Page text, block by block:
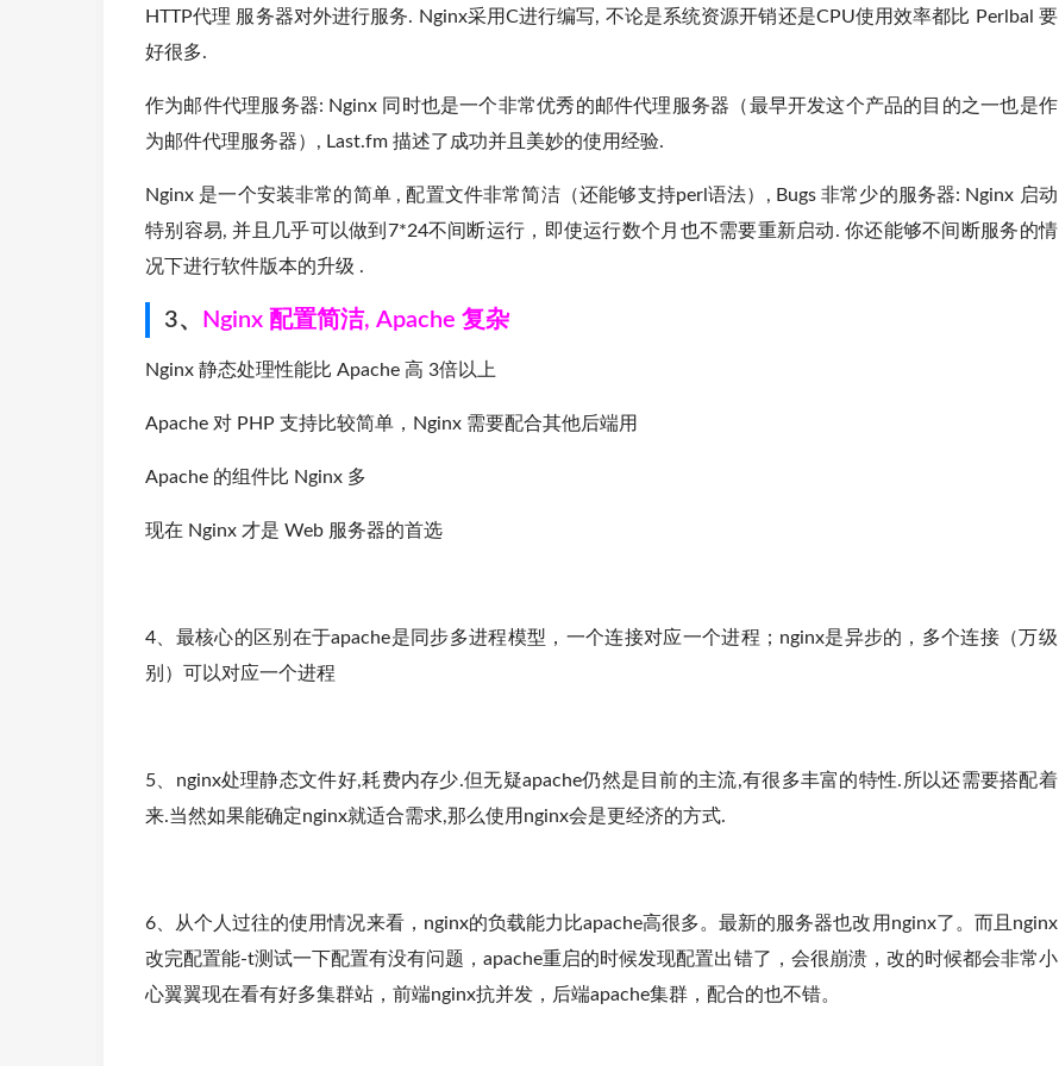
HTTP代理 服务器对外进行服务. Nginx采用C进行编写, 不论是系统资源开销还是CPU使用效率都比 Perlbal 要
好很多.
作为邮件代理服务器: Nginx 同时也是一个非常优秀的邮件代理服务器（最早开发这个产品的目的之一也是作
为邮件代理服务器）, Last.fm 描述了成功并且美妙的使用经验.
Nginx 是一个安装非常的简单 , 配置文件非常简洁（还能够支持perl语法）, Bugs 非常少的服务器: Nginx 启动
特别容易, 并且几乎可以做到7*24不间断运行，即使运行数个月也不需要重新启动. 你还能够不间断服务的情
况下进行软件版本的升级 .
3、 Nginx 配置简洁, Apache 复杂
Nginx 静态处理性能比 Apache 高 3倍以上
Apache 对 PHP 支持比较简单，Nginx 需要配合其他后端用
Apache 的组件比 Nginx 多
现在 Nginx 才是 Web 服务器的首选
4、最核心的区别在于apache是同步多进程模型，一个连接对应一个进程；nginx是异步的，多个连接（万级
别）可以对应一个进程
5、nginx处理静态文件好,耗费内存少.但无疑apache仍然是目前的主流,有很多丰富的特性.所以还需要搭配着
来.当然如果能确定nginx就适合需求,那么使用nginx会是更经济的方式.
6、从个人过往的使用情况来看，nginx的负载能力比apache高很多。最新的服务器也改用nginx了。而且nginx
改完配置能-t测试一下配置有没有问题，apache重启的时候发现配置出错了，会很崩溃，改的时候都会非常小
心翼翼现在看有好多集群站，前端nginx抗并发，后端apache集群，配合的也不错。